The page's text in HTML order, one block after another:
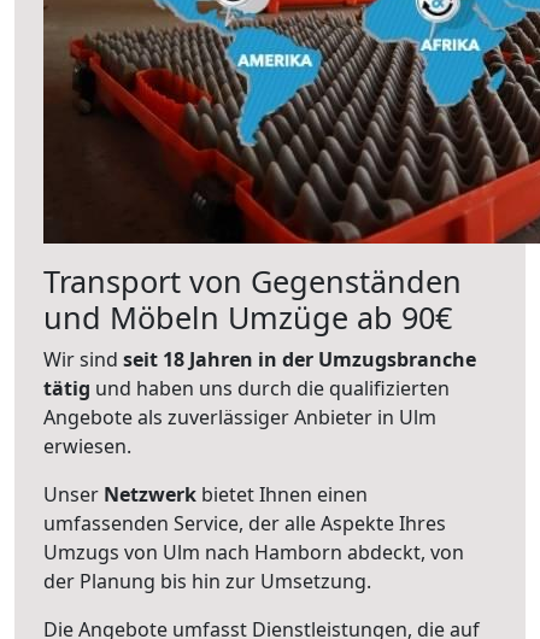
Transport von Gegenständen
und Möbeln Umzüge ab 90€
Wir sind seit 18 Jahren in der Umzugsbranche
tätig und haben uns durch die qualifizierten
Angebote als zuverlässiger Anbieter in Ulm
erwiesen.
Unser Netzwerk bietet Ihnen einen
umfassenden Service, der alle Aspekte Ihres
Umzugs von Ulm nach Hamborn abdeckt, von
der Planung bis hin zur Umsetzung.
Die Angebote umfasst Dienstleistungen, die auf